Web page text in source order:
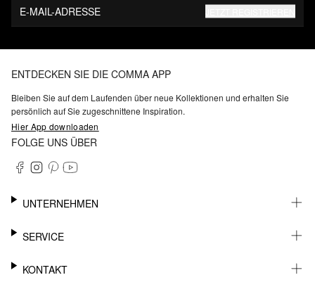
E-MAIL-ADRESSE
ENTDECKEN SIE DIE COMMA APP
Bleiben Sie auf dem Laufenden über neue Kollektionen und erhalten Sie
persönlich auf Sie zugeschnittene Inspiration.
Hier App downloaden
FOLGE UNS ÜBER
UNTERNEHMEN
KARRIERE
BARRIEREFREIHEIT
SERVICE
WHATSAPP
KONTAKT